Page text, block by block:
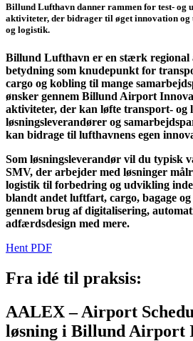
Billund Lufthavn danner rammen for test- og
aktiviteter, der bidrager til øget innovation
og logistik.
Billund Lufthavn er en stærk regional
betydning som knudepunkt for
cargo og kobling til mange
ønsker gennem Billund Airport
aktiviteter, der kan løfte transport- og
løsningsleverandører og
kan bidrage til lufthavnens egen
Som løsningsleverandør vil du typisk
SMV, der arbejder med løsninger
logistik til forbedring og udvikling
blandt andet luftfart, cargo, bagage og
gennem brug af digitalisering,
adfærdsdesign med mere.
Hent PDF
Fra idé til praksis:
AALEX – Airport
løsning i Billund Airport